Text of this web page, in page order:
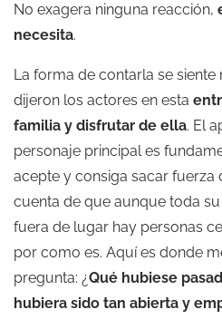
No exagera ninguna reacción,
necesita.
La forma de contarla se
dijeron los actores en esta
familia y disfrutar de ella. El
personaje principal es
acepte y consiga sacar fuerza
cuenta de que aunque toda
fuera de lugar hay personas
por como es. Aquí es donde
pregunta: ¿Qué hubiese
hubiera sido tan abierta y